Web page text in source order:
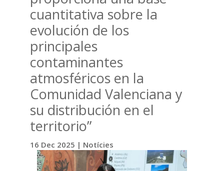
cuantitativa sobre la
evolución de los
principales
contaminantes
atmosféricos en la
Comunidad Valenciana y
su distribución en el
territorio”
16 Dec 2025 | Notícies